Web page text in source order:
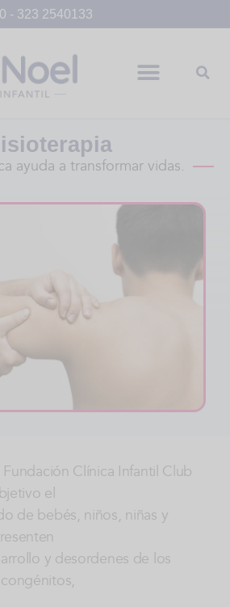
- 323 2540133
ayuda a transformar vidas.
Clínica Infantil Club
el
de bebés, niños, niñas y
y desordenes de los